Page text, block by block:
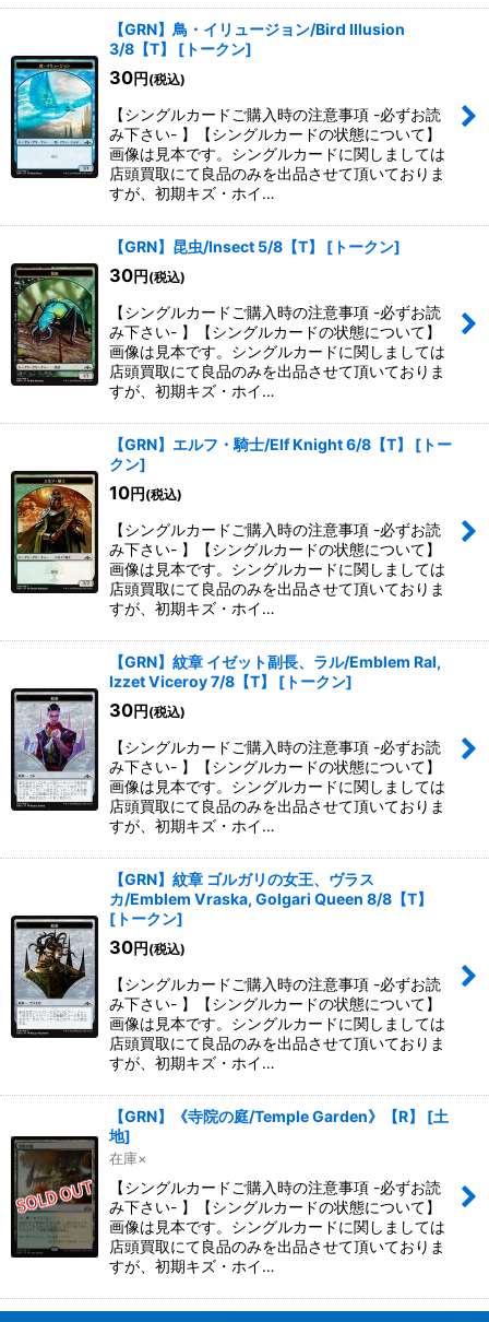
【GRN】鳥・イリュージョン/Bird Illusion
3/8【T】
[ トークン]
30円 (税込)
【シングルカードご購入時の注意事項 -必ずお読
み下さい- 】【シングルカードの状態について】
画像は見本です。シングルカードに関しましては
店頭買取にて良品のみを出品させて頂いておりま
すが、初期キズ・ホイ…
【GRN】昆虫/Insect 5/8【T】 [ トークン]
30円 (税込)
【シングルカードご購入時の注意事項 -必ずお読
み下さい- 】【シングルカードの状態について】
画像は見本です。シングルカードに関しましては
店頭買取にて良品のみを出品させて頂いておりま
すが、初期キズ・ホイ…
【GRN】エルフ・騎士/Elf Knight 6/8【T】 [ トー
クン]
10円 (税込)
【シングルカードご購入時の注意事項 -必ずお読
み下さい- 】【シングルカードの状態について】
画像は見本です。シングルカードに関しましては
店頭買取にて良品のみを出品させて頂いておりま
すが、初期キズ・ホイ…
【GRN】紋章 イゼット副長、ラル/Emblem Ral,
Izzet Viceroy 7/8【T】
[ トークン]
30円 (税込)
【シングルカードご購入時の注意事項 -必ずお読
み下さい- 】【シングルカードの状態について】
画像は見本です。シングルカードに関しましては
店頭買取にて良品のみを出品させて頂いておりま
すが、初期キズ・ホイ…
【GRN】紋章 ゴルガリの女王、ヴラス
カ/Emblem Vraska, Golgari Queen 8/8【T】
[ トークン]
30円 (税込)
【シングルカードご購入時の注意事項 -必ずお読
み下さい- 】【シングルカードの状態について】
画像は見本です。シングルカードに関しましては
店頭買取にて良品のみを出品させて頂いておりま
すが、初期キズ・ホイ…
【GRN】《寺院の庭/Temple Garden》【R】 [土
地]
在庫×
【シングルカードご購入時の注意事項 -必ずお読
み下さい- 】【シングルカードの状態について】
画像は見本です。シングルカードに関しましては
店頭買取にて良品のみを出品させて頂いておりま
すが、初期キズ・ホイ…